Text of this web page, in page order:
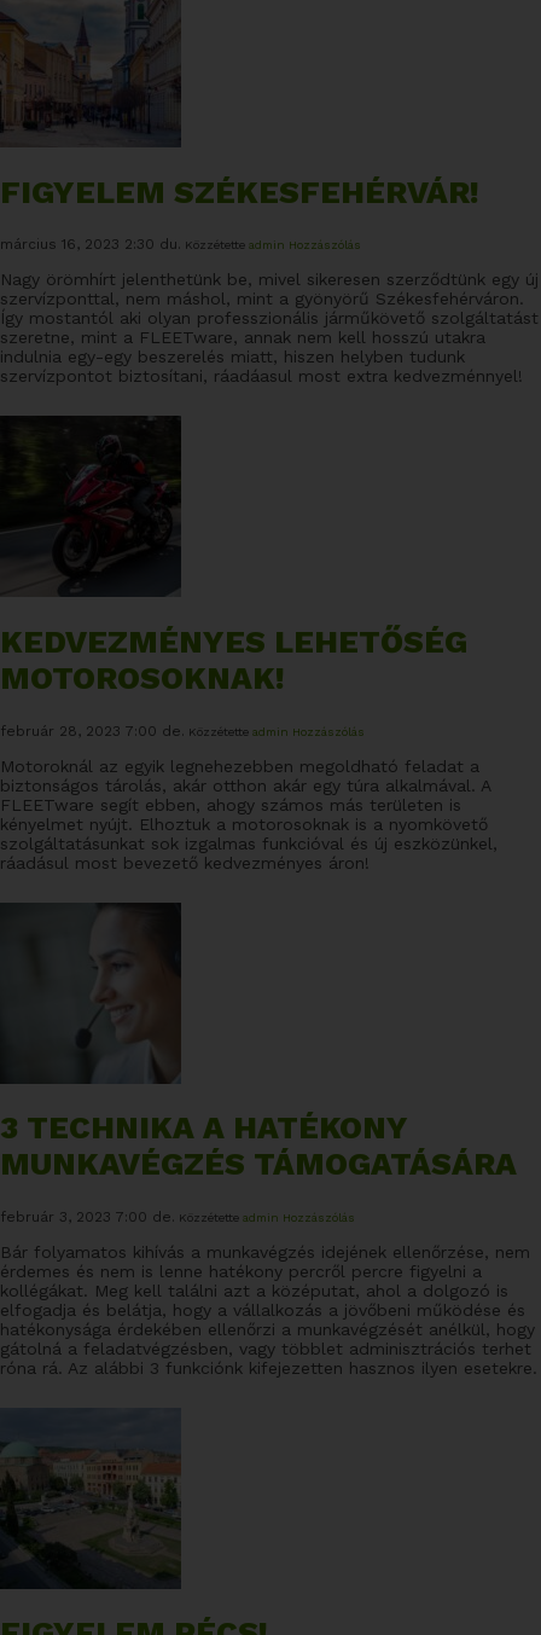
FIGYELEM SZÉKESFEHÉRVÁR!
március 16, 2023 2:30 du. Közzétette admin Hozzászólás
Nagy örömhírt jelenthetünk be, mivel sikeresen szerződtünk egy új
szervízponttal, nem máshol, mint a gyönyörű Székesfehérváron.
Így mostantól aki olyan professzionális járműkövető szolgáltatást
szeretne, mint a FLEETware, annak nem kell hosszú utakra
indulnia egy-egy beszerelés miatt, hiszen helyben tudunk
szervízpontot biztosítani, ráadáasul most extra kedvezménnyel!
KEDVEZMÉNYES LEHETŐSÉG
MOTOROSOKNAK!
február 28, 2023 7:00 de. Közzétette admin Hozzászólás
Motoroknál az egyik legnehezebben megoldható feladat a
biztonságos tárolás, akár otthon akár egy túra alkalmával. A
FLEETware segít ebben, ahogy számos más területen is
kényelmet nyújt. Elhoztuk a motorosoknak is a nyomkövető
szolgáltatásunkat sok izgalmas funkcióval és új eszközünkel,
ráadásul most bevezető kedvezményes áron!
3 TECHNIKA A HATÉKONY
MUNKAVÉGZÉS TÁMOGATÁSÁRA
február 3, 2023 7:00 de. Közzétette admin Hozzászólás
Bár folyamatos kihívás a munkavégzés idejének ellenőrzése, nem
érdemes és nem is lenne hatékony percről percre figyelni a
kollégákat. Meg kell találni azt a középutat, ahol a dolgozó is
elfogadja és belátja, hogy a vállalkozás a jövőbeni működése és
hatékonysága érdekében ellenőrzi a munkavégzését anélkül, hogy
gátolná a feladatvégzésben, vagy többlet adminisztrációs terhet
róna rá. Az alábbi 3 funkciónk kifejezetten hasznos ilyen esetekre.